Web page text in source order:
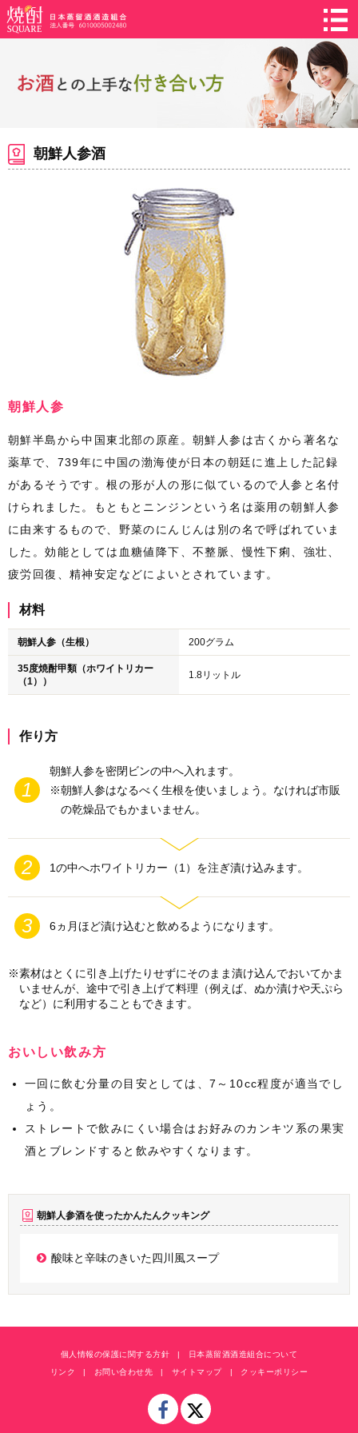
朝鮮人参酒
朝鮮人参
朝鮮半島から中国東北部の原産。 朝鮮人参は古くから著名な
薬草で、739年に中国の渤海使が日本の朝廷に進上した記録
があるそうです。根の形が人の形に似ているので人参と名付
けられました。もともとニンジンという名は薬用の朝鮮人参
に由来するもので、野菜のにんじんは別の名で呼ばれていま
した。効能としては血糖値降下、不整脈、慢性下痢、強壮、
疲労回復、精神安定などによいとされています。
材料
朝鮮人参（生根） 200グラム
35度焼酎甲類（ホワイトリカー
（1））
1.8リットル
作り方
朝鮮人参を密閉ビンの中へ入れます。
朝鮮人参はなるべく生根を使いましょう。なければ市販
の乾燥品でもかまいません。
1の中へホワイトリカー（1）を注ぎ漬け込みます。
6ヵ月ほど漬け込むと飲めるようになります。
素材はとくに引き上げたりせずにそのまま漬け込んでおいてかま
いませんが、途中で引き上げて料理（例えば、ぬか漬けや天ぷら
など）に利用することもできます。
おいしい飲み方
一回に飲む分量の目安としては、7～10cc程度が適当でし
ょう。
ストレートで飲みにくい場合はお好みのカンキツ系の果実
酒とブレンドすると飲みやすくなります。
朝鮮人参酒を使ったかんたんクッキング
酸味と辛味のきいた四川風スープ
個人情報の保護に関する方針
日本蒸留酒酒造組合について
リンク
お問い合わせ先 サイトマップ クッキーポリシー